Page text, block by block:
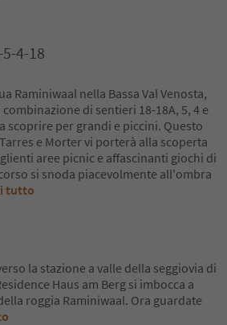
4-18
Raminiwaal nella Bassa Val Venosta,
di sentieri 18-18A, 5, 4 e
scoprire per grandi e piccini. Questo
e Morter vi porterà alla scoperta
aree picnic e affascinanti giochi di
si snoda piacevolmente all'ombra
tutto
la stazione a valle della seggiovia di
Haus am Berg si imbocca a
roggia Raminiwaal. Ora guardate